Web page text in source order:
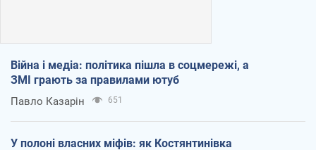
Війна і медіа: політика пішла в соцмережі, а
ЗМІ грають за правилами ютуб
Павло Казарін 651
У полоні власних міфів: як Костянтинівка